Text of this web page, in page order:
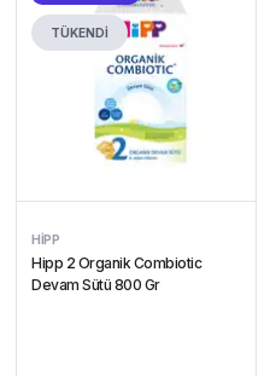
TÜKENDİ
HIPP
Hipp 2 Organik Combiotic
Devam Sütü 800 Gr